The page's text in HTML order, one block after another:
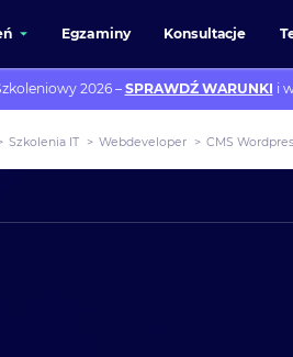
Egzaminy Konsultacje
2026 – SPRAWDŹ WARUNKI i
Szkolenia IT > Webdeveloper > CMS